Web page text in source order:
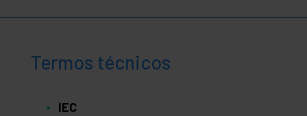
Termos técnicos
IEC